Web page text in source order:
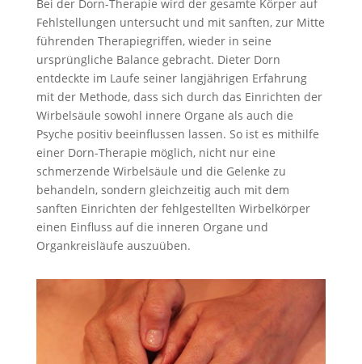
Bei der Dorn-Therapie wird der gesamte Körper auf
Fehlstellungen untersucht und mit sanften, zur Mitte
führenden Therapiegriffen, wieder in seine
ursprüngliche Balance gebracht. Dieter Dorn
entdeckte im Laufe seiner langjährigen Erfahrung
mit der Methode, dass sich durch das Einrichten der
Wirbelsäule sowohl innere Organe als auch die
Psyche positiv beeinflussen lassen. So ist es mithilfe
einer Dorn-Therapie möglich, nicht nur eine
schmerzende Wirbelsäule und die Gelenke zu
behandeln, sondern gleichzeitig auch mit dem
sanften Einrichten der fehlgestellten Wirbelkörper
einen Einfluss auf die inneren Organe und
Organkreisläufe auszuüben.